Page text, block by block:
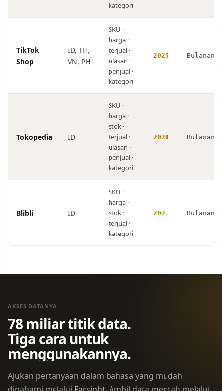
kategori
TikTok
Shop
ID, TH,
VN, PH
SKU ·
harga ·
terjual ·
ulasan ·
penjual ·
kategori
2025 Bulanan
Tokopedia ID
SKU ·
harga ·
stok ·
terjual ·
ulasan ·
penjual ·
kategori
2020 Bulanan
Blibli ID
SKU ·
harga ·
stok ·
terjual ·
kategori
2021 Bulanan
AKSES DATANYA
78 miliar titik data.
Tiga cara untuk
menggunakannya.
Ajukan pertanyaan dalam bahasa yang mudah